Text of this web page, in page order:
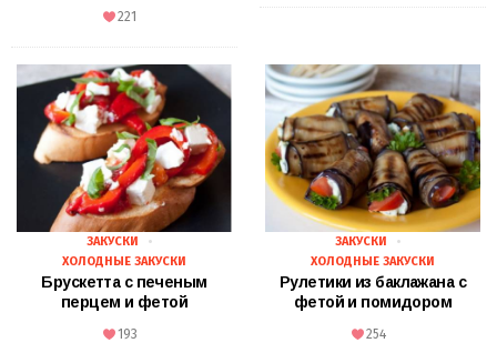
221
ЗАКУСКИ
ХОЛОДНЫЕ ЗАКУСКИ
Брускетта с печеным
перцем и фетой
193
ЗАКУСКИ
ХОЛОДНЫЕ ЗАКУСКИ
Рулетики из баклажана с
фетой и помидором
254